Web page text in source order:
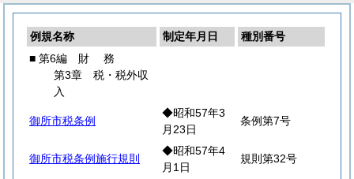
例規名称 制定年月日
種別番号
■ 第6編 財 務
第3章 税・税外収
入
御所市税条例
◆昭和57年3
月23日
条例第7号
御所市税条例施行規則
◆昭和57年4
月1日
規則第32号